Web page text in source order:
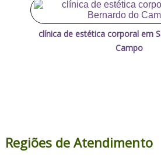
clínica de estética corporal em
Campo
Regiões de Atendimento